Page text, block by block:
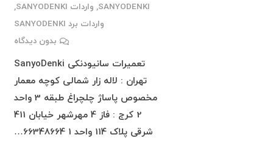
SANYODENKI
, واردات SANYODENKI
,
واردات برد SANYODENKI
بدون دیدگاه
تعمیرات سانیودنکی SanyoDenki
تهران : لاله زار شمالی کوچه معمار
مخصوص پاساژ چلچراغ طبقه 3 واحد
2 کرج : فاز 4 مهرشهر خیابان 411
شرقی پلاک 114 واحد 1 66348664…